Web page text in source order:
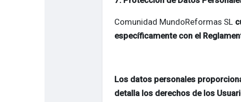
Comunidad MundoReformas SL
específicamente con el
Los datos personales
detalla los derechos de los